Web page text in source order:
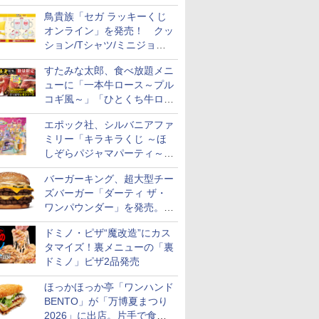
そのままでボリュームアップ
鳥貴族「セガ ラッキーくじ
オンライン」を発売！ クッ
ション/Tシャツ/ミニジョッ
キ/ステッカーなど全7賞
すたみな太郎、食べ放題メニ
ューに「一本牛ロース～プル
コギ風～」「ひとくち牛ロー
スステーキ」をお盆限定で追
加
エポック社、シルバニアファ
ミリー「キラキラくじ ～ほ
しぞらパジャマパーティ～」
を発売。人形/家具/建物など
バーガーキング、超大型チー
ズバーガー「ダーティ ザ・
ワンパウンダー」を発売。総
カロリー約1656kcal、総重量
約527g！
ドミノ・ピザ“魔改造”にカス
タマイズ！裏メニューの「裏
ドミノ」ピザ2品発売
ほっかほっか亭「ワンハンド
BENTO」が「万博夏まつり
2026」に出店。片手で食べ